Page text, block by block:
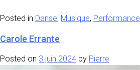
Posted in Danse, Musique, Performance
Carole Errante
Posted on 3 juin 2024 by Pierre